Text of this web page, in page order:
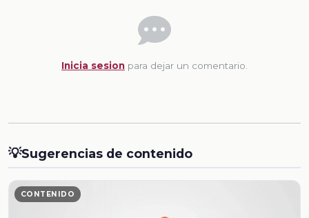
Inicia sesion para dejar un comentario.
💡Sugerencias de contenido
CONTENIDO